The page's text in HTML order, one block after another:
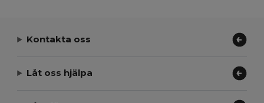
Kontakta oss
Låt oss hjälpa